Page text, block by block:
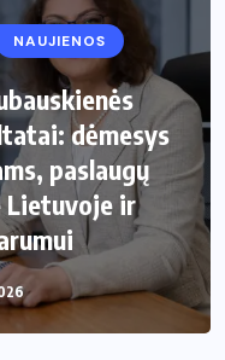
NAUJIENOS
dėmesys
paslaugų
Lietuvoje ir